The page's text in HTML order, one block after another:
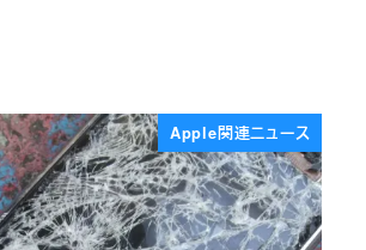
Apple関連ニュース